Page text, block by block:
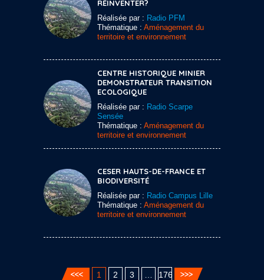
RÉINVENTER?
Réalisée par : Radio PFM
Thématique : Aménagement du
territoire et environnement
CENTRE HISTORIQUE MINIER
DEMONSTRATEUR TRANSITION
ECOLOGIQUE
Réalisée par : Radio Scarpe
Sensée
Thématique : Aménagement du
territoire et environnement
CESER HAUTS-DE-FRANCE ET
BIODIVERSITÉ
Réalisée par : Radio Campus Lille
Thématique : Aménagement du
territoire et environnement
1 2 3 176